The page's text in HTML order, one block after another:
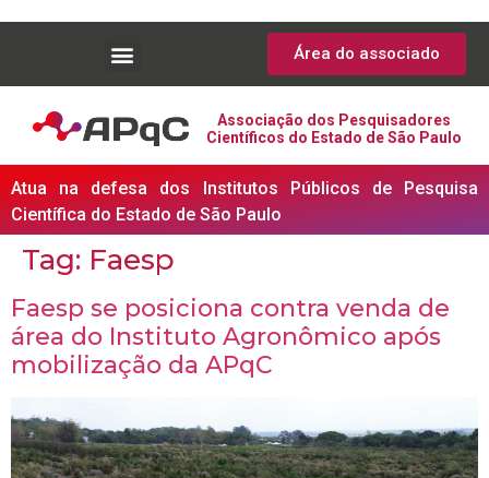
Área do associado
Associação dos Pesquisadores
Científicos do Estado de São Paulo
Atua na defesa dos Institutos Públicos de Pesquisa
Científica do Estado de São Paulo
Tag: Faesp
Faesp se posiciona contra venda de
área do Instituto Agronômico após
mobilização da APqC